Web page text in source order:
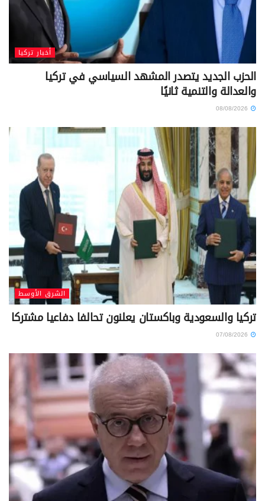
أخبار تركيا
الحزب الجديد يتصدر المشهد السياسي في تركيا
والعدالة والتنمية ثانيًا
الشرق الأوسط
تركيا والسعودية وباكستان يعلنون تحالفا دفاعيا مشتركا